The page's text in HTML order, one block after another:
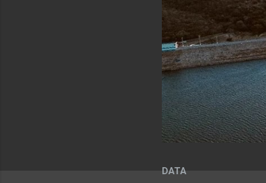
DATA